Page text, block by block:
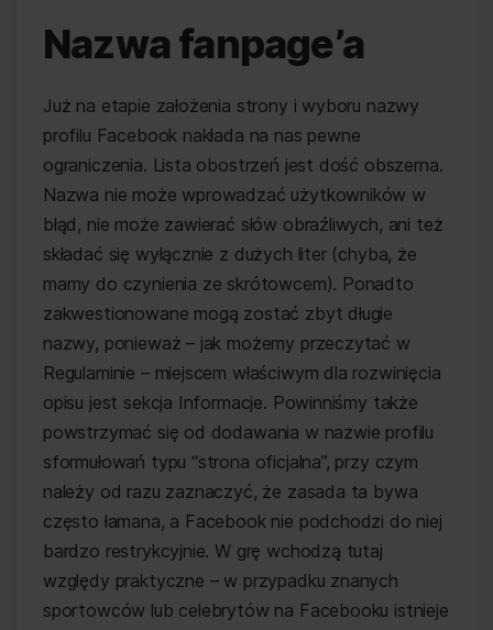
Nazwa fanpage’a
Już na etapie założenia strony i wyboru nazwy
profilu Facebook nakłada na nas pewne
ograniczenia. Lista obostrzeń jest dość obszerna.
Nazwa nie może wprowadzać użytkowników w
błąd, nie może zawierać słów obraźliwych, ani też
składać się wyłącznie z dużych liter (chyba, że
mamy do czynienia ze skrótowcem). Ponadto
zakwestionowane mogą zostać zbyt długie
nazwy, ponieważ – jak możemy przeczytać w
Regulaminie – miejscem właściwym dla rozwinięcia
opisu jest sekcja Informacje. Powinniśmy także
powstrzymać się od dodawania w nazwie profilu
sformułowań typu “strona oficjalna”, przy czym
należy od razu zaznaczyć, że zasada ta bywa
często łamana, a Facebook nie podchodzi do niej
bardzo restrykcyjnie. W grę wchodzą tutaj
względy praktyczne – w przypadku znanych
sportowców lub celebrytów na Facebooku istnieje